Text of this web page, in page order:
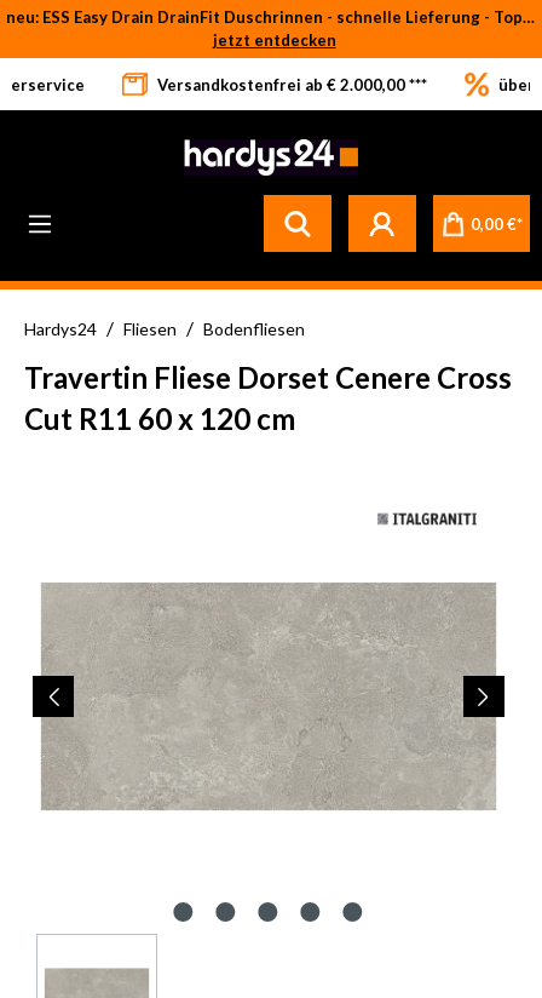
Zum Hauptinhalt springen
neu: ESS Easy Drain DrainFit Duschrinnen - schnelle Lieferung - Top-Preise
jetzt entdecken
Versandkostenfrei ab € 2.000,00 *** über
0,00 €*
Hardys24 / Fliesen / Bodenfliesen
Travertin Fliese Dorset Cenere Cross
Cut R11 60 x 120 cm